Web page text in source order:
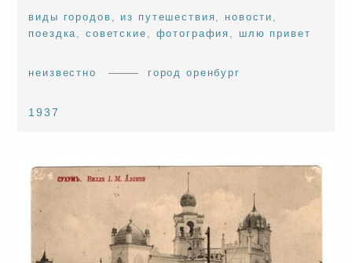
виды городов из путешествия новости
поездка
,советские фотография шлю привет
неизвестно город оренбург
1937